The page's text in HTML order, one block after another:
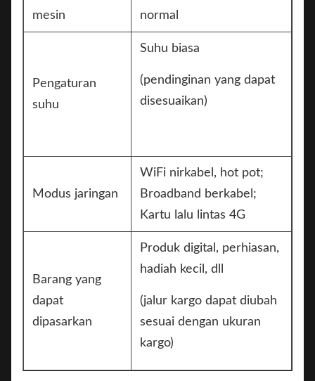
mesin
normal
Pengaturan
suhu
Suhu biasa
(pendinginan yang dapat
disesuaikan)
Modus jaringan
WiFi nirkabel, hot pot;
Broadband berkabel;
Kartu lalu lintas 4G
Barang yang
dapat
dipasarkan
Produk digital, perhiasan,
hadiah kecil, dll
(jalur kargo dapat diubah
sesuai dengan ukuran
kargo)